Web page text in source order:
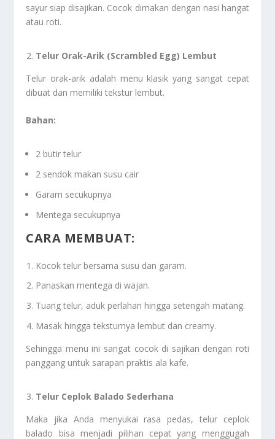
sayur siap disajikan. Cocok dimakan dengan nasi hangat
atau roti.
Telur Orak-Arik (Scrambled Egg) Lembut
Telur orak-arik adalah menu klasik yang sangat cepat
dibuat dan memiliki tekstur lembut.
Bahan:
2 butir telur
2 sendok makan susu cair
Garam secukupnya
Mentega secukupnya
CARA MEMBUAT:
Kocok telur bersama susu dan garam.
Panaskan mentega di wajan.
Tuang telur, aduk perlahan hingga setengah matang.
Masak hingga teksturnya lembut dan creamy.
Sehingga menu ini sangat cocok di sajikan dengan roti
panggang untuk sarapan praktis ala kafe.
Telur Ceplok Balado Sederhana
Maka jika Anda menyukai rasa pedas, telur ceplok
balado bisa menjadi pilihan cepat yang menggugah